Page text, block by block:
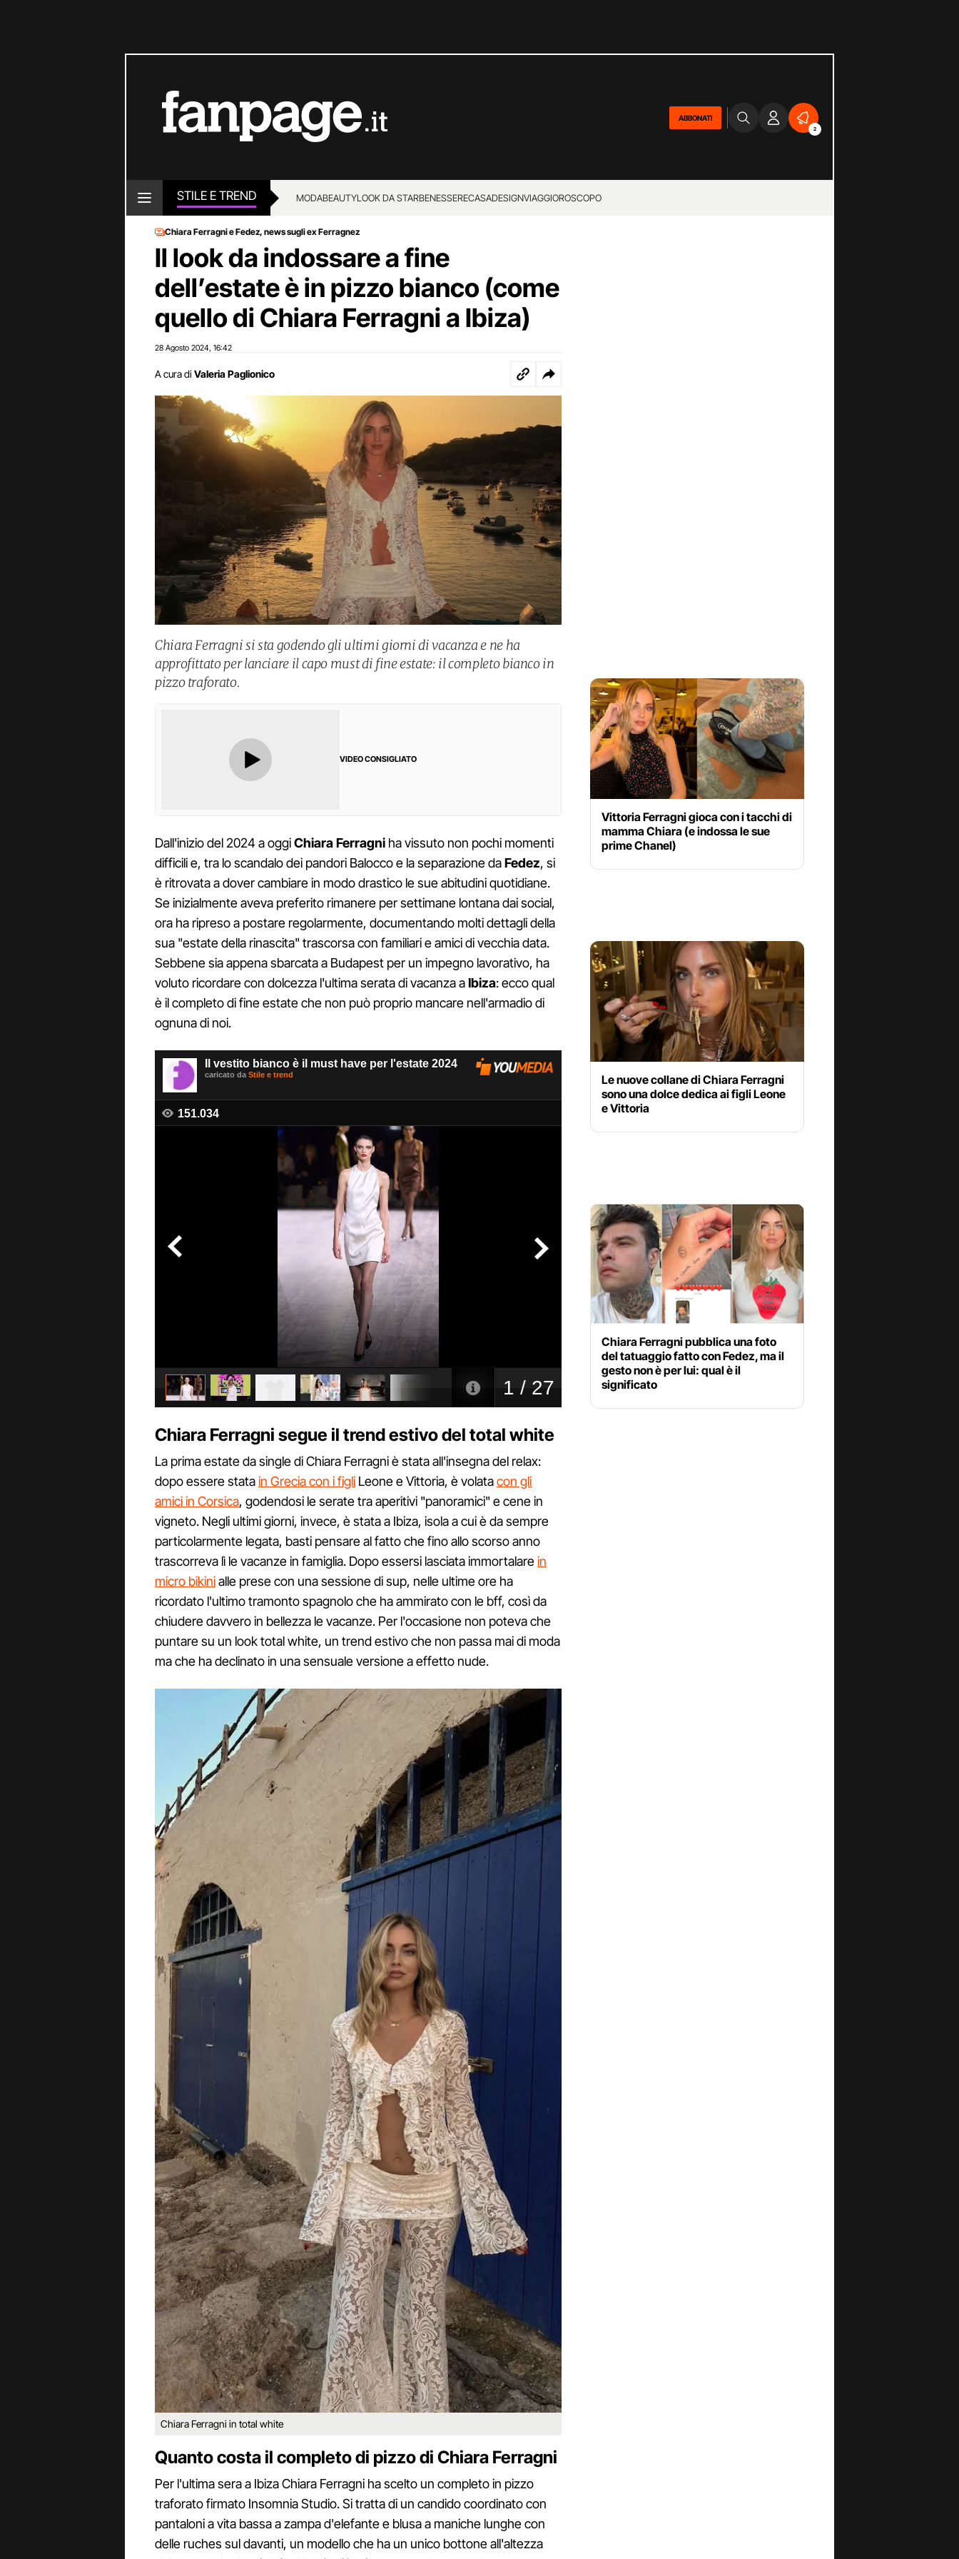
ABBONATI
2
STILE E TREND MODABEAUTYLOOK DA STARBENESSERECASADESIGNVIAGGIOROSCOPO
Chiara Ferragni e Fedez, news sugli ex Ferragnez
Il look da indossare a fine
dell’estate è in pizzo bianco (come
quello di Chiara Ferragni a Ibiza)
28 Agosto 2024 16:42
A cura di Valeria Paglionico
Chiara Ferragni si sta godendo gli ultimi giorni di vacanza e ne ha
approfittato per lanciare il capo must di fine estate: il completo bianco in
pizzo traforato.
VIDEO CONSIGLIATO
Dall'inizio del 2024 a oggiChiara Ferragni ha vissuto non pochi momenti
difficili e, tra lo scandalo dei pandori Balocco e la separazione daFedez, si
è ritrovata a dover cambiare in modo drastico le sue abitudini quotidiane.
Se inizialmente aveva preferito rimanere per settimane lontana dai social,
ora ha ripreso a postare regolarmente, documentando molti dettagli della
sua "estate della rinascita" trascorsa con familiari e amici di vecchia data.
Sebbene sia appena sbarcata a Budapest per un impegno lavorativo, ha
voluto ricordare con dolcezza l'ultima serata di vacanza aIbiza: ecco qual
è il completo di fine estate che non può proprio mancare nell'armadio di
ognuna di noi.
Chiara Ferragni segue il trend estivo del total white
La prima estate da single di Chiara Ferragni è stata all'insegna del relax:
dopo essere statain Grecia con i figli Leone e Vittoria, è volatacon gli
amici in Corsica, godendosi le serate tra aperitivi "panoramici" e cene in
vigneto. Negli ultimi giorni, invece, è stata a Ibiza, isola a cui è da sempre
particolarmente legata, basti pensare al fatto che fino allo scorso anno
trascorreva lì le vacanze in famiglia. Dopo essersi lasciata immortalarein
micro bikinialle prese con una sessione di sup, nelle ultime ore ha
ricordato l'ultimo tramonto spagnolo che ha ammirato con le bff, così da
chiudere davvero in bellezza le vacanze. Per l'occasione non poteva che
puntare su un look total white, un trend estivo che non passa mai di moda
ma che ha declinato in una sensuale versione a effetto nude.
Chiara Ferragni in total white
Quanto costa il completo di pizzo di Chiara Ferragni
Per l'ultima sera a Ibiza Chiara Ferragni ha scelto un completo in pizzo
traforato firmato Insomnia Studio. Si tratta di un candido coordinato con
pantaloni a vita bassa a zampa d'elefante e blusa a maniche lunghe con
delle ruches sul davanti, un modello che ha un unico bottone all'altezza
Vittoria Ferragni gioca con i tacchi di
mamma Chiara (e indossa le sue
prime Chanel)
Le nuove collane di Chiara Ferragni
sono una dolce dedica ai figli Leone
e Vittoria
Chiara Ferragni pubblica una foto
del tatuaggio fatto con Fedez, ma il
gesto non è per lui: qual è il
significato